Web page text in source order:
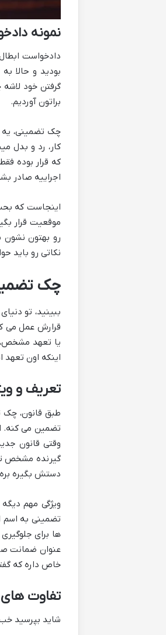
نمونه
دادخواست
بودید و حالا
گرفتن خود
براتون آوردیم.
چک تضمینی، یه
کار، رد و بدل
که قرار بوده
اجراییه صادر
اینجاست که
موقعیت قرار
رو بهتون نشون
نکاتی رو باید
چک
ببینید، تو
قرارش عمل می
یا تعهد مشخص،
اینکه اون
تعریف و
طبق قانون،
تضمین می کنه.
وقتی قانون
گیرنده مشخص
دستش بگیره
ویژگی مهم
تضمینی به اسم
ها برای
عنوان ضمانت
خاص داره که
تفاوت
شاید بپرسید